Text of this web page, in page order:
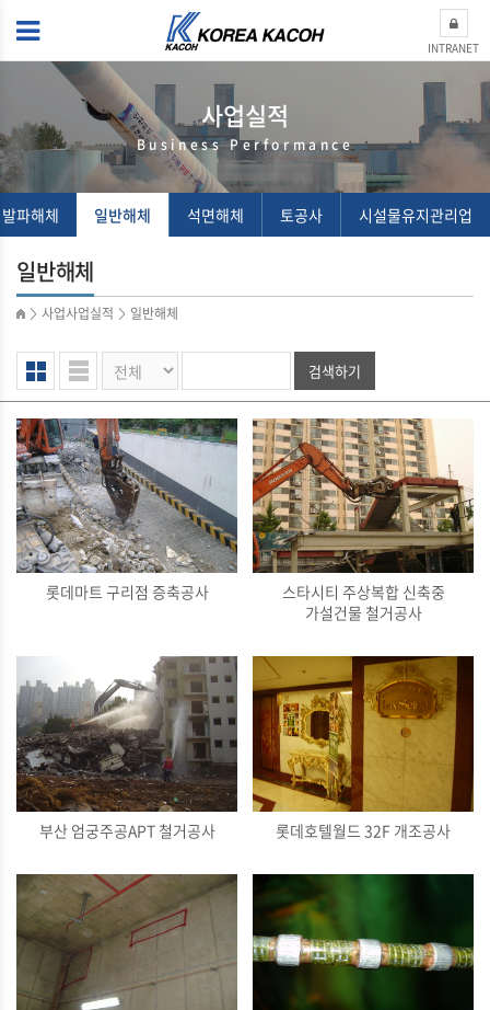
INTRANET
사업실적
Business Performance
파해체 일반해체 석면해체 토공사 시설물유지관리업
일반해체
> 사업사업실적 > 일반해체
검색하기
롯데마트 구리점 증축공사
스타시티 주상복합 신축중
가설건물 철거공사
부산 엄궁주공APT 철거공사 롯데호텔월드 32F 개조공사